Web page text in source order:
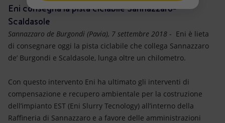
Modello satellitare
Energia accessibile
Innovazione
Scenari energetici
Attività nel mondo
Eni consegna la pista ciclabile Sannazzaro-
Scaldasole
Sannazzaro de Burgondi (Pavia), 7 settembre 2018 - Eni è lieta
di consegnare oggi la pista ciclabile che collega Sannazzaro
de’ Burgondi e Scaldasole, lunga oltre un chilometro.
Con questo intervento Eni ha ultimato gli interventi di
compensazione e recupero ambientale per la costruzione
dell’impianto EST (Eni Slurry Tecnology) all’interno della
Raffineria di Sannazzaro e a favore delle amministrazioni